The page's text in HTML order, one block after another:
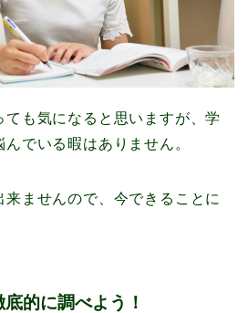
ても気になると思いますが、学
でいる暇はありません。
ませんので、今できることに
的に調べよう！